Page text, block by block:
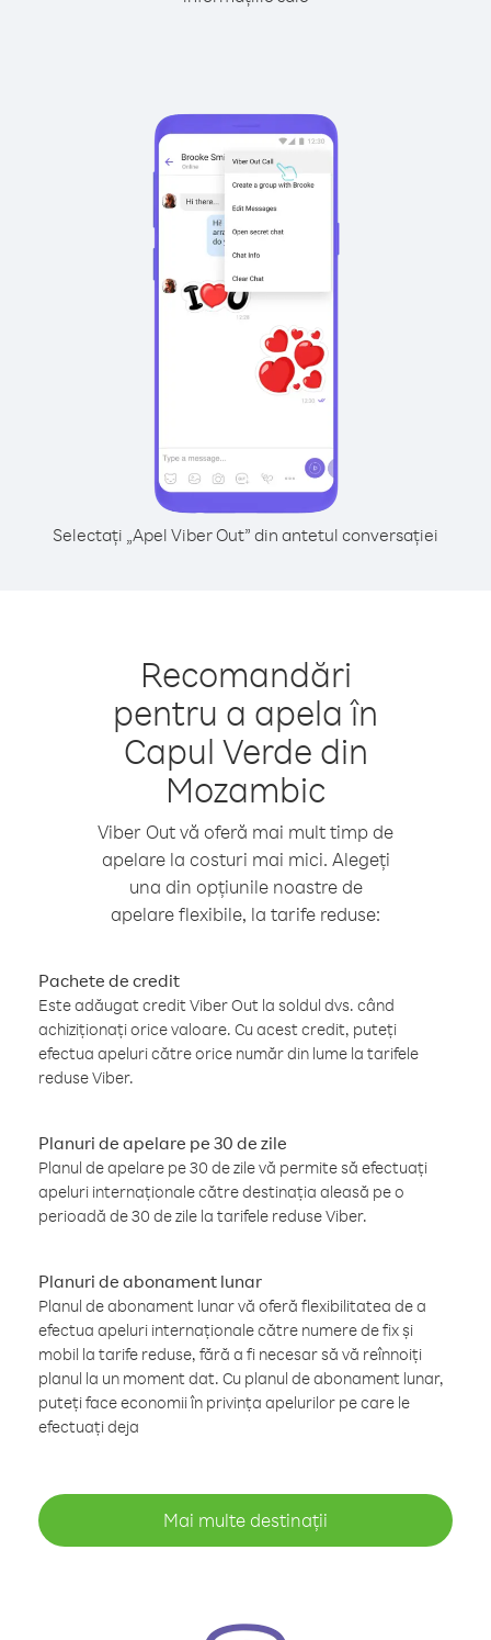
Selectați „Apel Viber Out” din antetul conversației
Recomandări
pentru a apela în
Capul Verde din
Mozambic
Viber Out vă oferă mai mult timp de
apelare la costuri mai mici. Alegeți
una din opțiunile noastre de
apelare flexibile, la tarife reduse:
Pachete de credit
Este adăugat credit Viber Out la soldul dvs. când
achiziționați orice valoare. Cu acest credit, puteți
efectua apeluri către orice număr din lume la tarifele
reduse Viber.
Planuri de apelare pe 30 de zile
Planul de apelare pe 30 de zile vă permite să efectuați
apeluri internaționale către destinația aleasă pe o
perioadă de 30 de zile la tarifele reduse Viber.
Planuri de abonament lunar
Planul de abonament lunar vă oferă flexibilitatea de a
efectua apeluri internaționale către numere de fix și
mobil la tarife reduse, fără a fi necesar să vă reînnoiți
planul la un moment dat. Cu planul de abonament lunar,
puteți face economii în privința apelurilor pe care le
efectuați deja
Mai multe destinații